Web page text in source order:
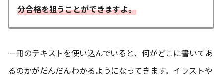
分合格を狙うことができますよ。
一冊のテキストを使い込んでいると、何がどこに書いてあ
るのかがだんだんわかるようになってきます。イラストや